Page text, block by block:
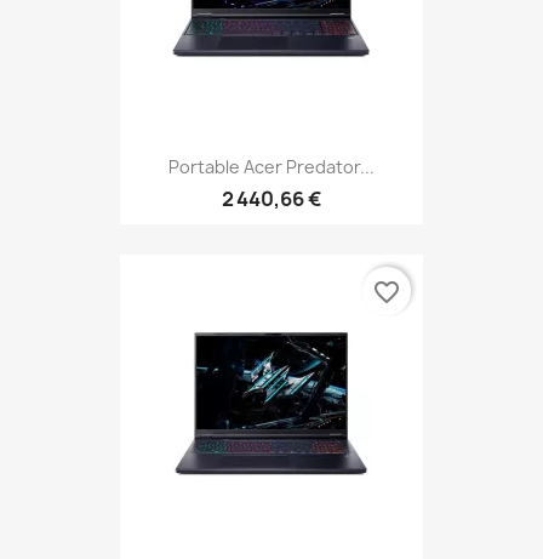
Portable Acer Predator...
2 440,66 €
favorite_border